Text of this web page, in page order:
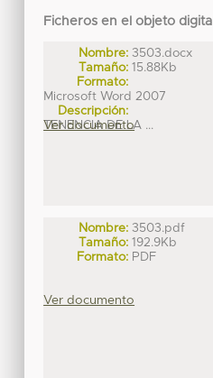
Ficheros en el objeto digital
Nombre: 3503.docx
Tamaño: 15.88Kb
Formato:
Microsoft Word 2007
Descripción:
TENENCIA DE LA ...
Ver documento
Nombre: 3503.pdf
Tamaño: 192.9Kb
Formato: PDF
Ver documento